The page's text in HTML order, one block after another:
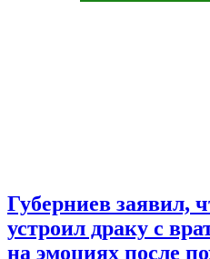
Губерниев заявил,
устроил драку с
на эмоциях после